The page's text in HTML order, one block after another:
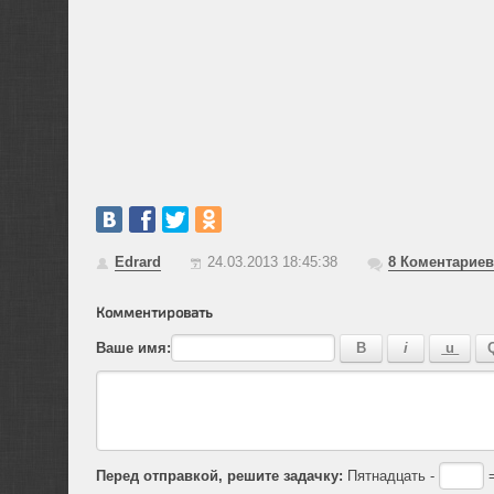
Edrard 24.03.2013 18:45:38 8Коментариев
Комментировать
Ваше имя:
Перед отправкой, решите задачку: Пятнадцать -